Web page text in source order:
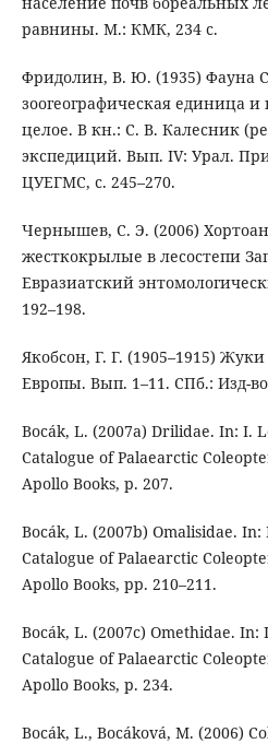
равнины. М.: КМК, 234 с.
Фридолин, В. Ю. (1935) Фауна
зоогеографическая единица
целое. В кн.: С. В. Калесник
экспедиций. Вып. IV: Урал.
ЦУЕГМС, с. 245–270.
Чернышев, С. Э. (2006)
жесткокрылые в лесостепи
Евразиатский
192–198.
Якобсон, Г. Г. (1905–1915)
Европы. Вып. 1–11. СПб.: Изд-
Bocák, L. (2007а) Drilidae. In: I.
Catalogue of Palaearctic
Apollo Books, p. 207.
Bocák, L. (2007b) Omalisidae.
Catalogue of Palaearctic
Apollo Books, pр. 210–211.
Bocák, L. (2007c) Omethidae. In:
Catalogue of Palaearctic
Apollo Books, p. 234.
Bocák, L., Bocáková, M. (2006)